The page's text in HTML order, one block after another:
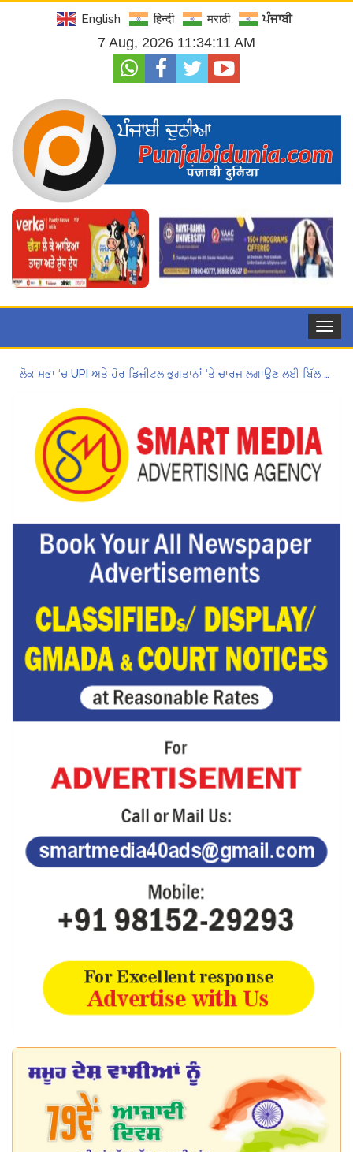
English हिन्दी मराठी ਪੰਜਾਬੀ
7 Aug, 2026 11:34:12 AM
Toggle
ਲੋਕ ਸਭਾ ‘ਚ UPI ਅਤੇ ਹੋਰ ਡਿਜ਼ੀਟਲ ਭੁਗਤਾਨਾਂ ‘ਤੇ ਚਾਰਜ ਲਗਾਉਣ ਲਈ ਬਿੱਲ ਪਾਸ
Hukamnama Sri Darbar Sahib, Amritsar – Punjabi Dunia
Hukamnama Sri Darbar Sahib, Amritsar – Punjabi Dunia